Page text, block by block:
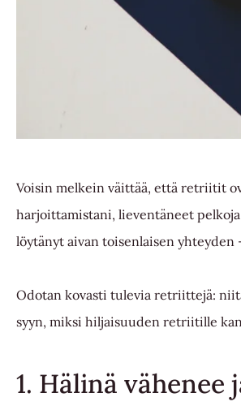
Voisin melkein väittää, että retriitit
harjoittamistani, lieventäneet
löytänyt aivan toisenlaisen yhteyden
Odotan kovasti tulevia retriittejä:
syyn, miksi hiljaisuuden retriitille
1. Hälinä